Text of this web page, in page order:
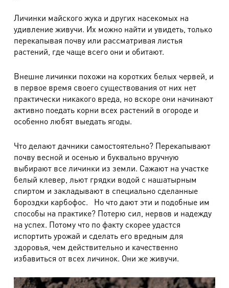
Личинки майского жука и других насекомых на
удивление живучи. Их можно найти и увидеть, только
перекапывая почву или рассматривая листья
растений, где чаще всего они и обитают.
Внешне личинки похожи на коротких белых червей, и
в первое время своего существования от них нет
практически никакого вреда, но вскоре они начинают
активно поедать корни всех растений в огороде и
особенно любят выедать ягоды.
Что делают дачники самостоятельно? Перекапывают
почву весной и осенью и буквально вручную
выбирают все личинки из земли. Сажают на участке
белый клевер, льют грядки водой с нашатырным
спиртом и закладывают в специально сделанные
бороздки карбофос. Но что дают эти и подобные им
способы на практике? Потерю сил, нервов и надежду
на успех. Потому что по факту скорее удастся
испортить урожай и сделать его вредным для
здоровья, чем действительно и качественно
избавиться от всех личинок. Они же живучи.